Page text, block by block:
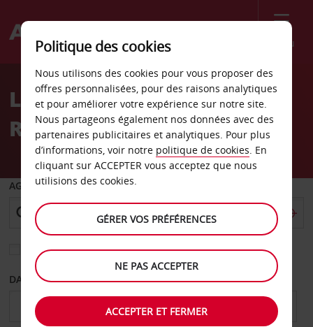
Menu
Welcome
AvisLocation de voiture
Rodovre - Ville
AGENCE DE DÉPART
Sélectionnez une autre agence de retour
DATE DE DÉPART DATE DE RETOUR
Politique des cookies
Nous utilisons des cookies pour vous proposer des
offres personnalisées, pour des raisons analytiques
et pour améliorer votre expérience sur notre site.
Nous partageons également nos données avec des
partenaires publicitaires et analytiques. Pour plus
d’informations, voir notre politique de cookies. En
cliquant sur ACCEPTER vous acceptez que nous
utilisions des cookies.
GÉRER VOS PRÉFÉRENCES
NE PAS ACCEPTER
ACCEPTER ET FERMER